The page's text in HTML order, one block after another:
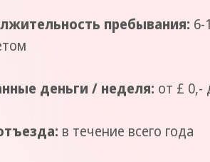
пребывания: 6-
деньги / неделя: от £ 0,-
в течение всего года